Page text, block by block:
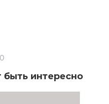
0
интересно